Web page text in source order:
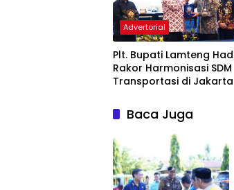
Advertorial
Plt. Bupati Lamteng
Rakor Harmonisasi SDM
Transportasi di Jakarta
Baca Juga